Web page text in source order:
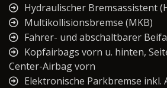
Hydraulischer Bremsassistent
Multikollisionsbremse (MKB)
Fahrer- und abschaltbarer
Kopfairbags vorn u. hinten,
Center-Airbag vorn
Elektronische Parkbremse